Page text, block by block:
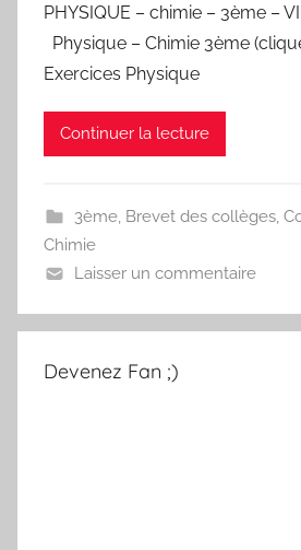
PHYSIQUE – chimie – 3ème –
Physique – Chimie 3ème
Exercices Physique
Continuer la lecture
3ème, Brevet des collèges,
Chimie
Laisser un commentaire
Devenez Fan ;)